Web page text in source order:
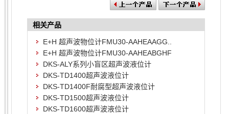
相关产品
E+H 超声波物位计FMU30-AAHEAAGG..
E+H 超声波物位计FMU30-AAHEABGHF
DKS-ALY系列小盲区超声波液位计
DKS-TD1400超声波液位计
DKS-TD1400F耐腐型超声波液位计
DKS-TD1500超声波液位计
DKS-TD1600超声波液位计